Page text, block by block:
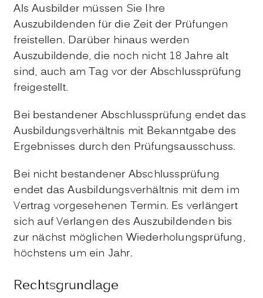
Als Ausbilder müssen Sie Ihre
Auszubildenden für die Zeit der Prüfungen
freistellen. Darüber hinaus werden
Auszubildende, die noch nicht 18 Jahre alt
sind, auch am Tag vor der Abschlussprüfung
freigestellt.
Bei bestandener Abschlussprüfung endet das
Ausbildungsverhältnis mit Bekanntgabe des
Ergebnisses durch den Prüfungsausschuss.
Bei nicht bestandener Abschlussprüfung
endet das Ausbildungsverhältnis mit dem im
Vertrag vorgesehenen Termin. Es verlängert
sich auf Verlangen des Auszubildenden bis
zur nächst möglichen Wiederholungsprüfung,
höchstens um ein Jahr.
Rechtsgrundlage